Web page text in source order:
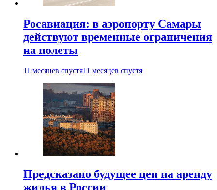
Росавиация: в аэропорту Самары
действуют временные ограничения
на полеты
11 месяцев спустя11 месяцев спустя
Предсказано будущее цен на аренду
жилья в России